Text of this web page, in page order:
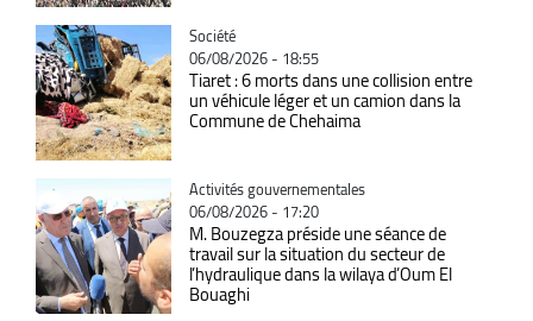
Catégorie
Société
06/08/2026 - 18:55
Tiaret : 6 morts dans une collision entre
un véhicule léger et un camion dans la
Commune de Chehaima
Catégorie
Activités gouvernementales
06/08/2026 - 17:20
M. Bouzegza préside une séance de
travail sur la situation du secteur de
l’hydraulique dans la wilaya d’Oum El
Bouaghi